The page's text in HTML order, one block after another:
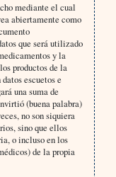
mediante el cual
abiertamente como
que será utilizado
y la
productos de la
escuetos e
una suma de
(buena palabra)
no son siquiera
sino que ellos
o incluso en los
de la propia